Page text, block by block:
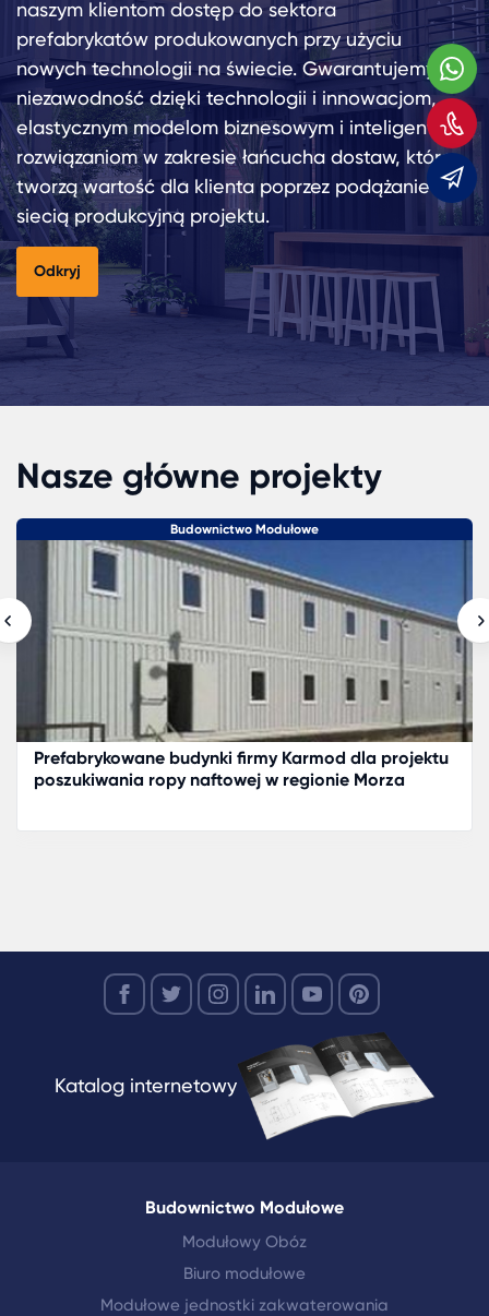
naszym klientom dostęp do sektora
prefabrykatów produkowanych przy użyciu
nowych technologii na świecie. Gwarantujemy
niezawodność dzięki technologii i innowacjom,
elastycznym modelom biznesowym i inteligentnym
rozwiązaniom w zakresie łańcucha dostaw, które
tworzą wartość dla klienta poprzez podążanie za
siecią produkcyjną projektu.
Odkryj
Nasze główne projekty
Budownictwo Modułowe
Prefabrykowane budynki firmy Karmod dla projektu
poszukiwania ropy naftowej w regionie Morza
Katalog internetowy
Budownictwo Modułowe
Modułowy Obóz
Biuro modułowe
Modułowe jednostki zakwaterowania